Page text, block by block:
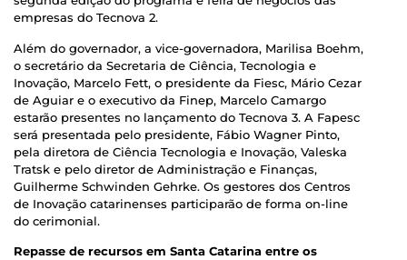
empresas do Tecnova 2.
Além do governador, a vice-governadora, Marilisa Boehm,
o secretário da Secretaria de Ciência, Tecnologia e
Inovação, Marcelo Fett, o presidente da Fiesc, Mário Cezar
de Aguiar e o executivo da Finep, Marcelo Camargo
estarão presentes no lançamento do Tecnova 3. A Fapesc
será presentada pelo presidente, Fábio Wagner Pinto,
pela diretora de Ciência Tecnologia e Inovação, Valeska
Tratsk e pelo diretor de Administração e Finanças,
Guilherme Schwinden Gehrke. Os gestores dos Centros
de Inovação catarinenses participarão de forma on-line
do cerimonial.
Repasse de recursos em Santa Catarina entre os